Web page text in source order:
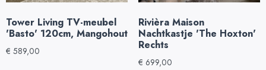
Tower Living TV-meubel
'Basto' 120cm, Mangohout
€ 589,00
Rivièra Maison
Nachtkastje 'The Hoxton'
Rechts
€ 699,00